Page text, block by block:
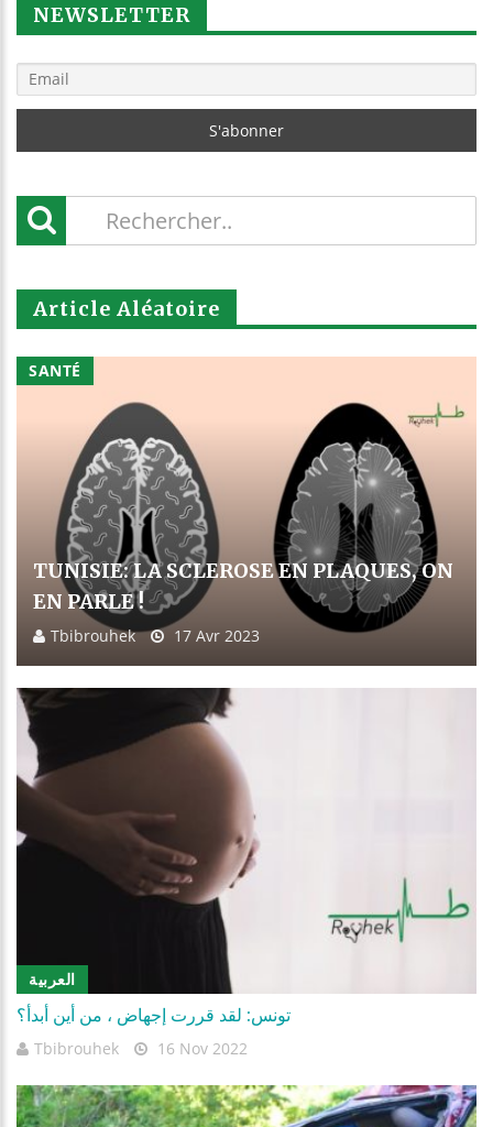
NEWSLETTER
Article Aléatoire
SANTÉ
TUNISIE: LA SCLEROSE EN PLAQUES, ON
EN PARLE !
Tbibrouhek 17 Avr 2023
العربية
تونس: لقد قررت إجهاض ، من أين أبدأ؟
Tbibrouhek 16 Nov 2022